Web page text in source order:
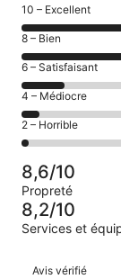
Note
des
voyageurs
de 10
(Excellent),
d’après 382
sur 1002.
10 – Excellent
Note
des
voyageurs
de 8
(Bien),
d’après 433
sur 1002.
8 – Bien
Note
des
voyageurs
de 6
(Satisfaisant),
sur 1002.
6 – Satisfaisant
Note
des
voyageurs
de 4
(Médiocre),
d’après 47 avis
sur 1002.
4 – Médiocre
Note
des
voyageurs
de 2
(Horrible),
d’après 20 avis
sur 1002.
2 – Horrible
8,6/10
Propreté
8,2/10
Services et
Avis
Avis vérifié